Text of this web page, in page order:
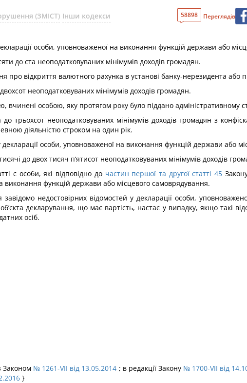
(ЗМІСТ) Інши кодекси 58898 Переглядів
особи, уповноваженої на виконання функцій держави або
до ста неоподатковуваних мінімумів доходів громадян.
про відкриття валютного рахунка в установі банку-нерезидента або
неоподатковуваних мінімумів доходів громадян.
особою, яку протягом року було піддано адміністративному
трьохсот неоподатковуваних мінімумів доходів громадян з
діяльністю строком на один рік.
особи, уповноваженої на виконання функцій держави або
до двох тисяч п’ятисот неоподатковуваних мінімумів доходів
є особи, які відповідно до частин першої та другої статті 45
функцій держави або місцевого самоврядування.
завідомо недостовірних відомостей у декларації особи,
декларування, що має вартість, настає у випадку, якщо такі
осіб.
Законом № 1261-VII від 13.05.2014 ; в редакції Закону № 1700-VII від
}